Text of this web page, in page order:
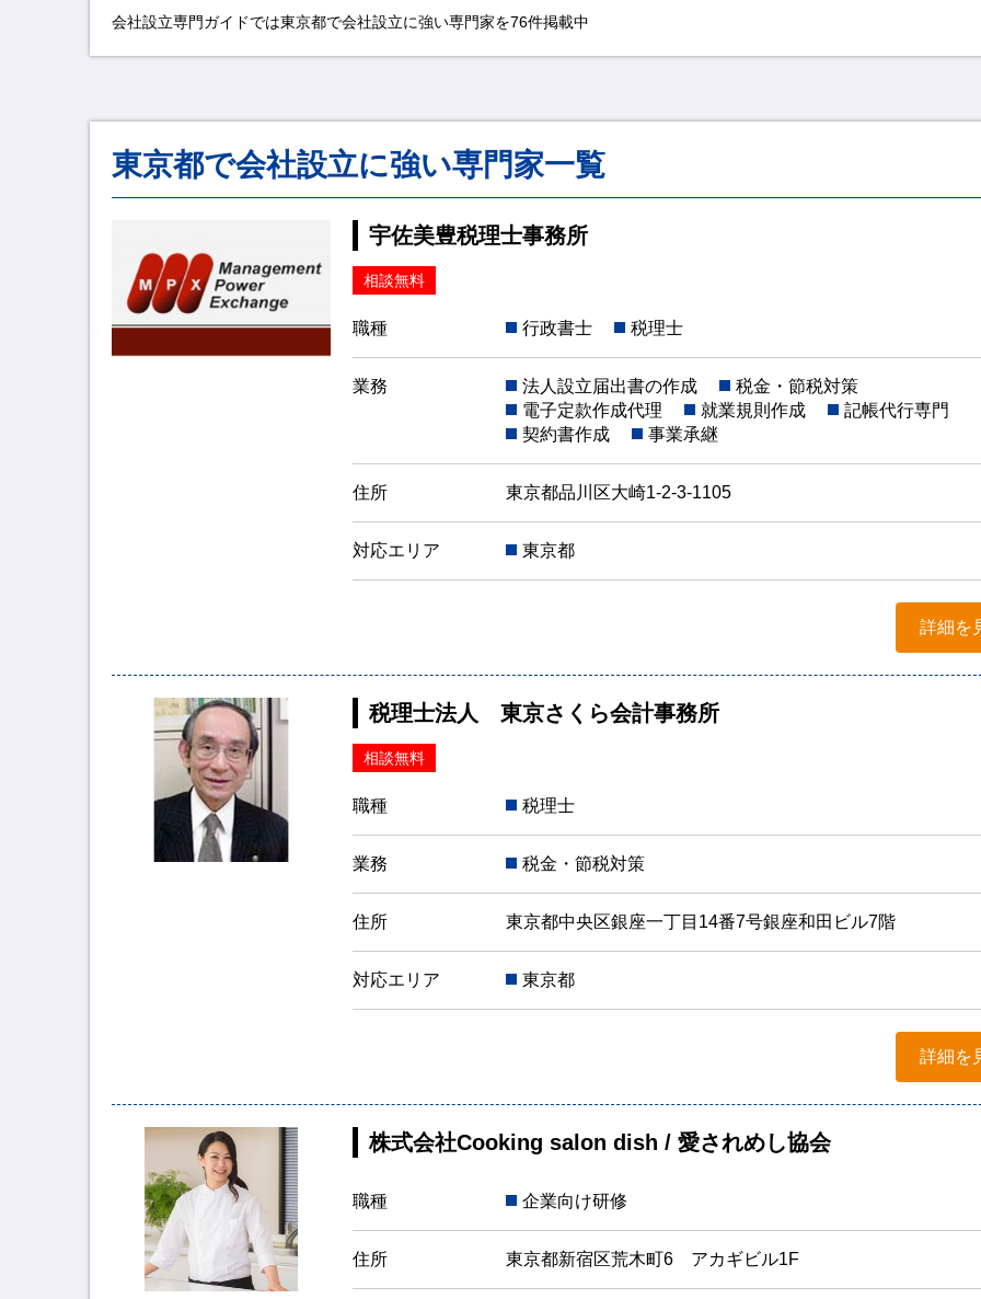
会社設立専門ガイドでは東京都で会社設立に強い専門家を76件掲載中
東京都で会社設立に強い専門家一覧
宇佐美豊税理士事務所
相談無料
職種 行政書士 税理士
業務 法人設立届出書の作成
税金・節税対策
電子定款作成代理
就業規則作成
記帳代行専門
契約書作成
事業承継
住所 東京都品川区大崎1-2-3-1105
対応エリア 東京都
詳細を
税理士法人 東京さくら会計事務所
相談無料
職種 税理士
業務 税金・節税対策
住所 東京都中央区銀座一丁目14番7号銀座和田ビル7階
対応エリア 東京都
詳細を
株式会社Cooking salon dish / 愛されめし協会
職種 企業向け研修
住所 東京都新宿区荒木町6 アカギビル1F